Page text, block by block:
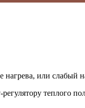
нагрева, или
теплого